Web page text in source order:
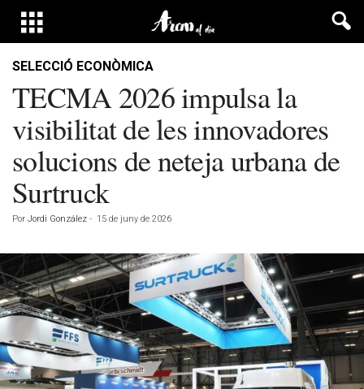
SELECCIÓ ECONÒMICA
TECMA 2026 impulsa la
visibilitat de les innovadores
solucions de neteja urbana de
Surtruck
Por Jordi González - 15 de juny de 2026